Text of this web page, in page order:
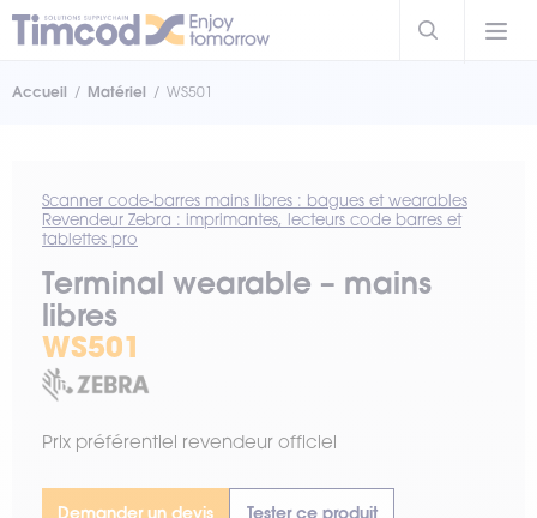
Accueil Matériel WS501
Scanner code-barres mains libres : bagues et wearables
Revendeur Zebra : imprimantes, lecteurs code barres et
tablettes pro
Terminal wearable – mains
libres
WS501
Prix préférentiel revendeur officiel
Demander un devis Tester ce produit